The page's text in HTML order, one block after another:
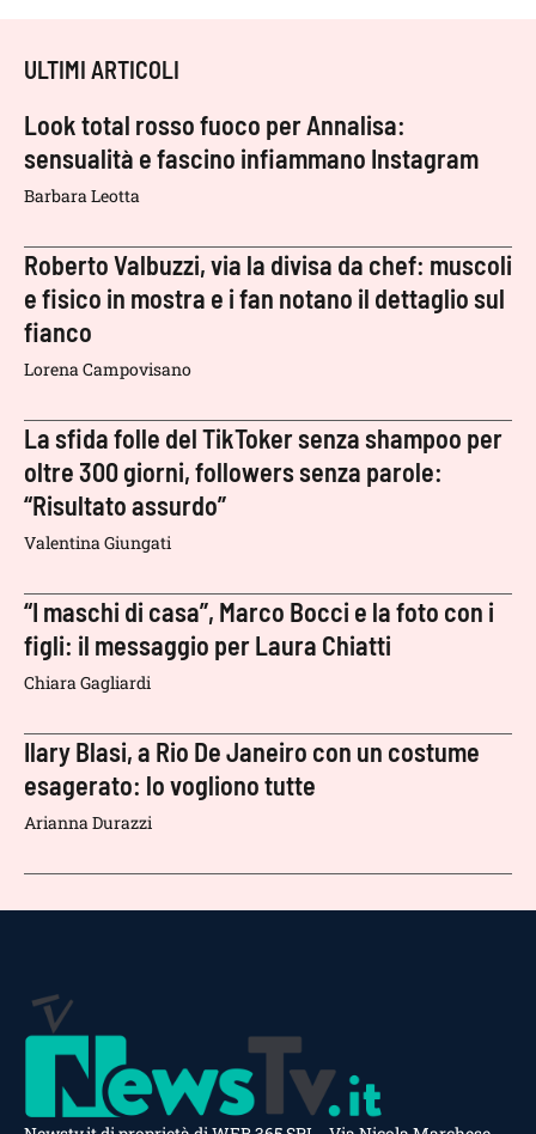
ULTIMI ARTICOLI
Look total rosso fuoco per Annalisa:
sensualità e fascino infiammano Instagram
Barbara Leotta
Roberto Valbuzzi, via la divisa da chef: muscoli
e fisico in mostra e i fan notano il dettaglio sul
fianco
Lorena Campovisano
La sfida folle del TikToker senza shampoo per
oltre 300 giorni, followers senza parole:
“Risultato assurdo”
Valentina Giungati
“I maschi di casa”, Marco Bocci e la foto con i
figli: il messaggio per Laura Chiatti
Chiara Gagliardi
Ilary Blasi, a Rio De Janeiro con un costume
esagerato: lo vogliono tutte
Arianna Durazzi